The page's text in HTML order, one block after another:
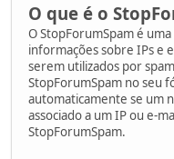
O que é o
O StopForumSpam é
informações sobre IPs e
serem utilizados por
StopForumSpam no seu
automaticamente se um
associado a um IP ou e-
StopForumSpam.